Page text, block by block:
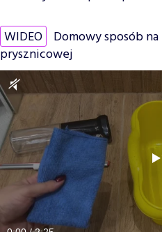
WIDEO Domowy sposób
prysznicowej